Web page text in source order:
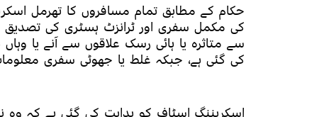
حکام کے مطابق تمام مسافروں کا تھرمل
کی مکمل سفری اور ٹرانزٹ ہسٹری کی تصدیق
سے متاثرہ یا ہائی رسک علاقوں سے آنے یا
کی گئی ہے، جبکہ غلط یا جھوٹی سفری
اسکریننگ اسٹاف کو ہدایت کی گئی ہے کہ وہ